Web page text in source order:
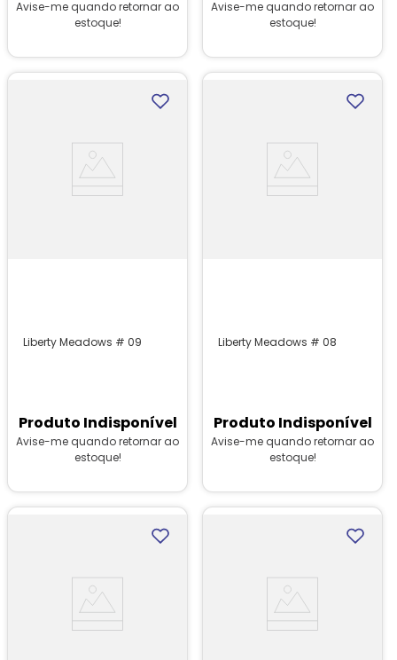
Avise-me quando retornar ao
estoque!
Avise-me quando retornar ao
estoque!
Liberty Meadows # 09
Produto Indisponível
Avise-me quando retornar ao
estoque!
Liberty Meadows # 08
Produto Indisponível
Avise-me quando retornar ao
estoque!